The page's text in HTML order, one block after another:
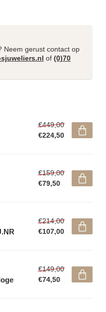
Neem gerust contact op
of (0)70
€449,00
€224,50
€159,00
€79,50
€214,00
€107,00
€149,00
€74,50